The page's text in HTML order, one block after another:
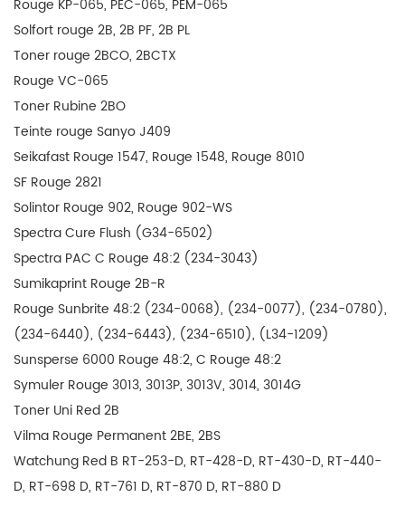
Rouge KP-065, PEC-065, PEM-065
Solfort rouge 2B, 2B PF, 2B PL
Toner rouge 2BCO, 2BCTX
Rouge VC-065
Toner Rubine 2BO
Teinte rouge Sanyo J409
Seikafast Rouge 1547, Rouge 1548, Rouge 8010
SF Rouge 2821
Solintor Rouge 902, Rouge 902-WS
Spectra Cure Flush (G34-6502)
Spectra PAC C Rouge 48:2 (234-3043)
Sumikaprint Rouge 2B-R
Rouge Sunbrite 48:2 (234-0068), (234-0077), (234-0780),
(234-6440), (234-6443), (234-6510), (L34-1209)
Sunsperse 6000 Rouge 48:2, C Rouge 48:2
Symuler Rouge 3013, 3013P, 3013V, 3014, 3014G
Toner Uni Red 2B
Vilma Rouge Permanent 2BE, 2BS
Watchung Red B RT-253-D, RT-428-D, RT-430-D, RT-440-
D, RT-698 D, RT-761 D, RT-870 D, RT-880 D